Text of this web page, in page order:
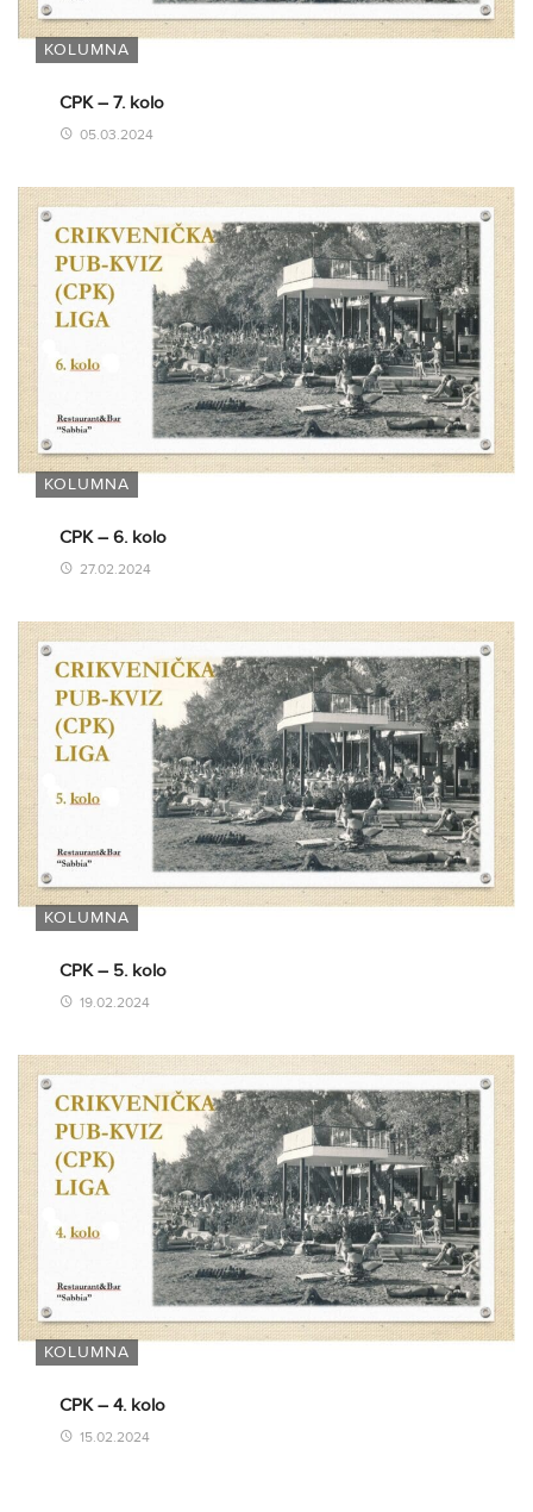
KOLUMNA
CPK – 7. kolo
05.03.2024
KOLUMNA
CPK – 6. kolo
27.02.2024
KOLUMNA
CPK – 5. kolo
19.02.2024
KOLUMNA
CPK – 4. kolo
15.02.2024